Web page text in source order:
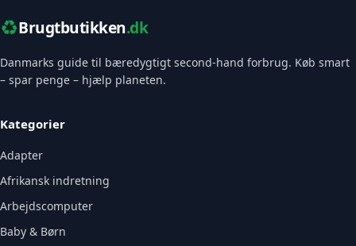
♻️Brugtbutikken.dk
Danmarks guide til bæredygtigt second-hand forbrug. Køb smart
– spar penge – hjælp planeten.
Kategorier
Adapter
Afrikansk indretning
Arbejdscomputer
Baby & Børn